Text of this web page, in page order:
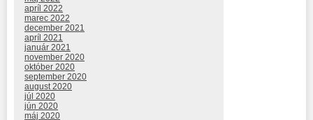
apríl 2022
marec 2022
december 2021
apríl 2021
január 2021
november 2020
október 2020
september 2020
august 2020
júl 2020
jún 2020
máj 2020